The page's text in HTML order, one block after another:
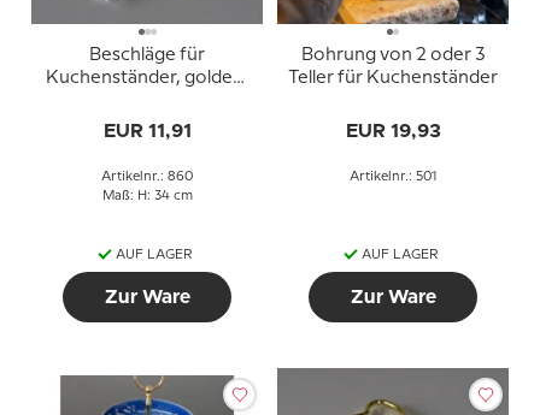
Beschläge für
Kuchenständer, golden,
EUR 11,91
Artikelnr.: 860
Maß: H: 34 cm
AUF LAGER
Zur Ware
Bohrung von 2 oder 3
Teller für Kuchenständer
EUR 19,93
Artikelnr.: 501
AUF LAGER
Zur Ware